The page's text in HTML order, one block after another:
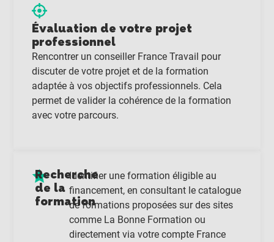
Évaluation de votre projet
professionnel
Rencontrer un conseiller France Travail pour
discuter de votre projet et de la formation
adaptée à vos objectifs professionnels. Cela
permet de valider la cohérence de la formation
avec votre parcours.
Recherche
de la
formation
Identifier une formation éligible au
financement, en consultant le catalogue
de formations proposées sur des sites
comme La Bonne Formation ou
directement via votre compte France